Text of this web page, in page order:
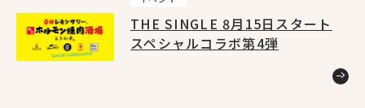
THE SINGLE 8月15日スタート
スペシャルコラボ第4弾